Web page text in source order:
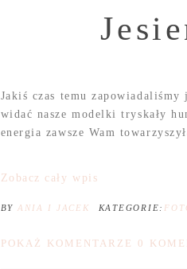
Jakiś czas temu
widać nasze modelki tryskały
energia zawsze Wam
Zobacz cały wpis
BYANIA I JACEK KATEGORIE:
POKAŻ KOMENTARZE 0